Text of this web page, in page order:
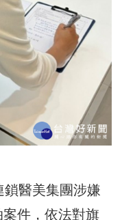
鎖醫美集團涉嫌
件，依法對旗